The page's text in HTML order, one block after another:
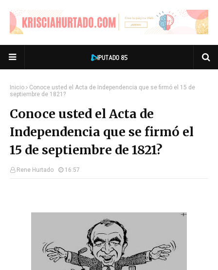
Inicio
Conoce usted el Acta de Independencia que se firmó el 15 de
septiembre de 1821?
Conoce usted el Acta de
Independencia que se firmó el
15 de septiembre de 1821?
Rene Hurtado 16:57